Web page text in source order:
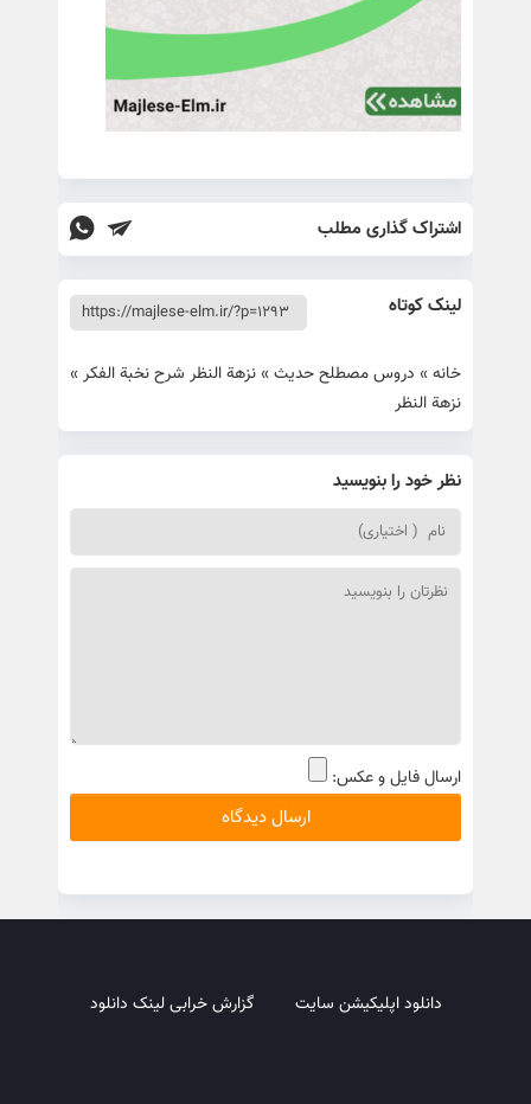
اشتراک گذاری مطلب
لینک کوتاه
خانه» دروس مصطلح حدیث» نزهة النظر شرح نخبة الفکر»
نزهة النظر
نظر خود را بنویسید
ارسال فایل و عکس:
دانلود اپلیکیشن سایت گزارش خرابی لینک دانلود